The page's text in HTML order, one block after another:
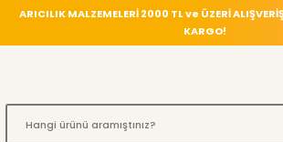
ARICILIK MALZEMELERİ 2000 TL ve ÜZERİ
KARGO!